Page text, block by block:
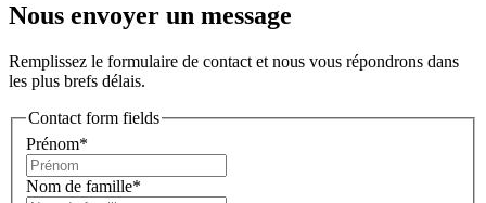
Nous envoyer un message
Remplissez le formulaire de contact et nous vous répondrons dans
les plus brefs délais.
Contact form fields
Prénom*
Nom de famille*